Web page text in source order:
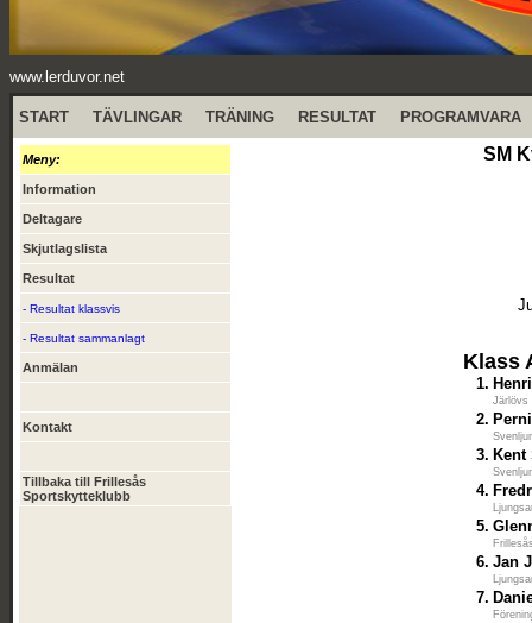
www.lerduvor.net
START TÄVLINGAR TRÄNING RESULTAT PROGRAMVARA
Meny:
Information
Deltagare
Skjutlagslista
Resultat
- Resultat klassvis
- Resultat sammanlagt
Anmälan
Kontakt
Tillbaka till Frillesås
Sportskytteklubb
SM
Klass
1.
Järlövs
2.
3. Kent
4.
5.
6. Jan
7.